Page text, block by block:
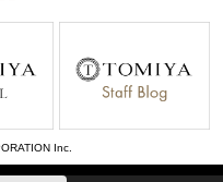
Inc.